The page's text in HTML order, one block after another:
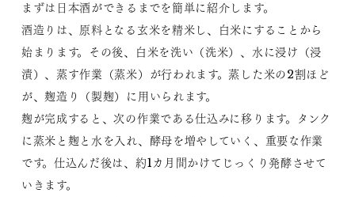
まずは日本酒ができるまでを簡単に紹介します。
酒造りは、原料となる玄米を精米し、白米にすることから
始まります。その後、白米を洗い（洗米）、水に浸け（浸
漬）、蒸す作業（蒸米）が行われます。蒸した米の2割ほど
が、麹造り（製麹）に用いられます。
麹が完成すると、次の作業である仕込みに移ります。タンク
に蒸米と麹と水を入れ、酵母を増やしていく、重要な作業
です。仕込んだ後は、約1カ月間かけてじっくり発酵させて
いきます。